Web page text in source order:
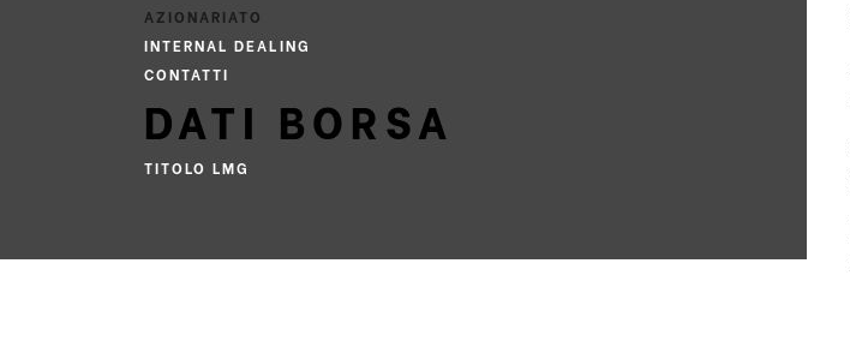
AZIONARIATO
INTERNAL DEALING
CONTATTI
DATI BORSA
TITOLO LMG